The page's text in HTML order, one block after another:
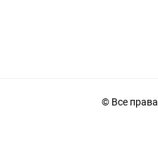
© Все